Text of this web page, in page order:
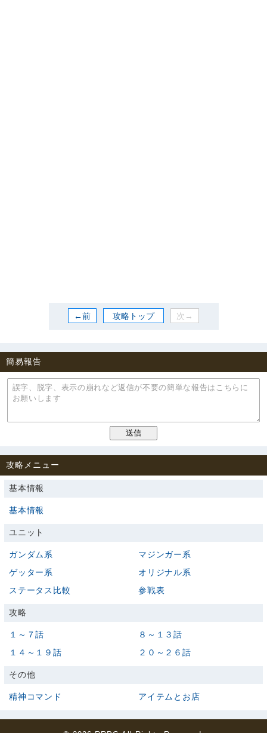
←前 攻略トップ 次→
簡易報告
攻略メニュー
基本情報
基本情報
ユニット
ガンダム系
マジンガー系
ゲッター系
オリジナル系
ステータス比較
参戦表
攻略
１～７話
８～１３話
１４～１９話
２０～２６話
その他
精神コマンド アイテムとお店